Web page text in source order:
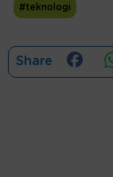
#teknologi
Share